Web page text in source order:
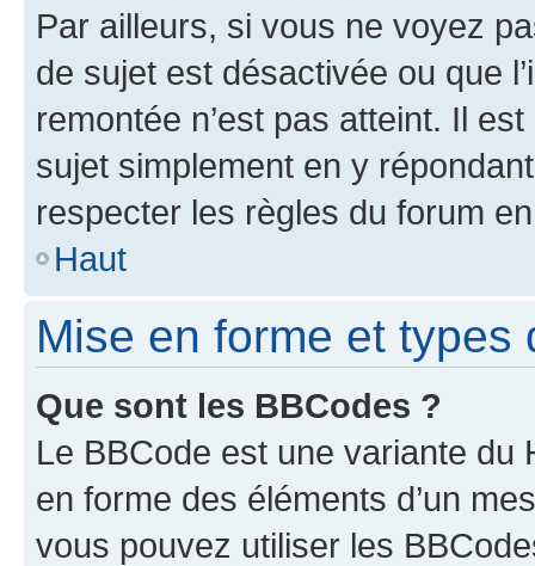
Par ailleurs, si vous ne voyez
de sujet est désactivée ou que
remontée n’est pas atteint. Il
sujet simplement en y
respecter les règles du forum
Haut
Mise en forme et types
Que sont les BBCodes ?
Le BBCode est une variante du
en forme des éléments d’un
vous pouvez utiliser les